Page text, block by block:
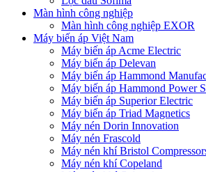
Màn hình công nghiệp
Màn hình công nghiệp EXOR
Máy biến áp Việt Nam
Máy biến áp Acme Electric
Máy biến áp Delevan
Máy biến áp Hammond
Máy biến áp Hammond Power
Máy biến áp Superior Electric
Máy biến áp Triad Magnetics
Máy nén Dorin Innovation
Máy nén Frascold
Máy nén khí Bristol
Máy nén khí Copeland